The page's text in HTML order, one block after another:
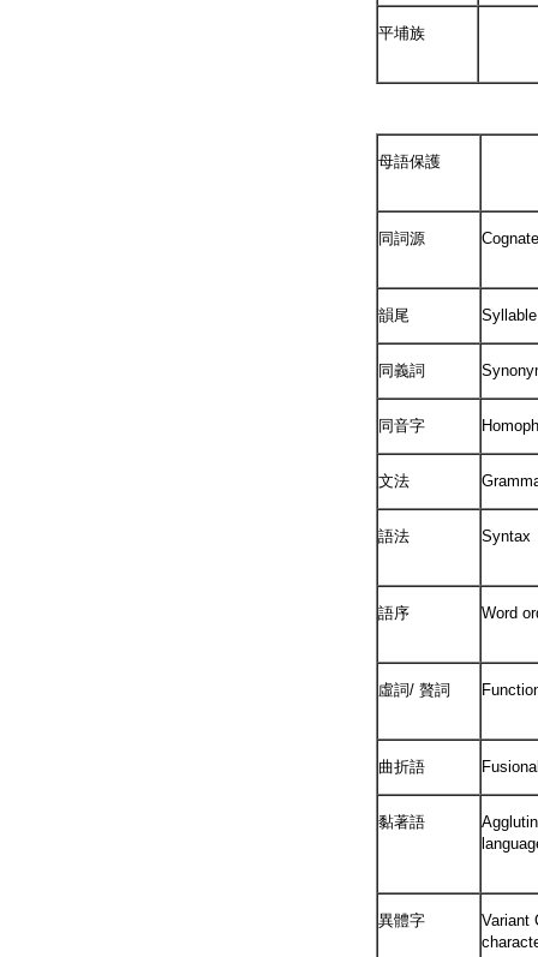
平埔族
母語保護
同詞源
韻尾
同義詞
同音字
文法
語法 Syntax
語序 Word
虛詞/ 贅詞
曲折語
黏著語
異體字
Variant